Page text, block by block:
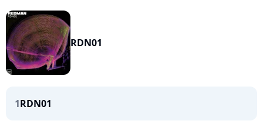
RDN01
1RDN01